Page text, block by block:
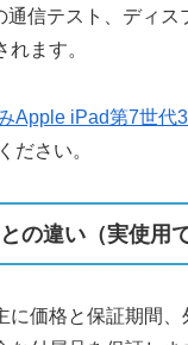
通信テスト、ディス
ます。
Apple iPad第7世代
ださい。
の違い（実使用
に価格と保証期間